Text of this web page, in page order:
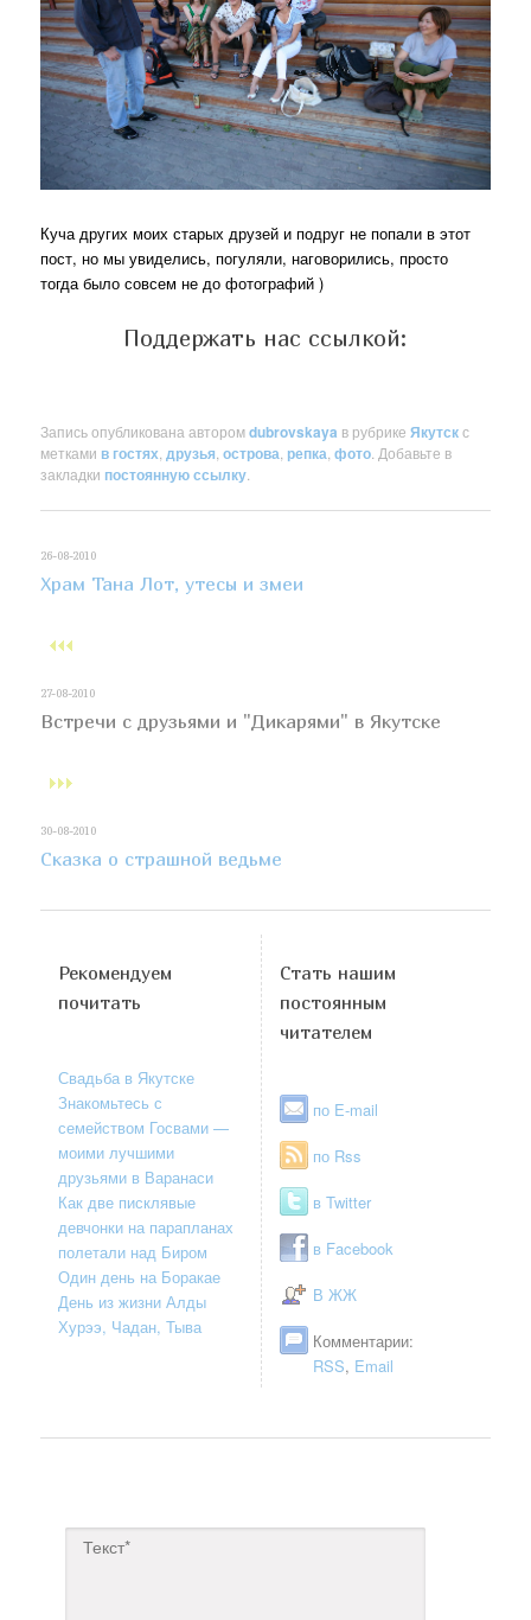
Куча других моих старых друзей и подруг не попали в этот
пост, но мы увиделись, погуляли, наговорились, просто
тогда было совсем не до фотографий )
Поддержать нас ссылкой:
Запись опубликована авторомdubrovskaya в рубрикеЯкутскс
метками в гостях друзья ,острова репка ,фото . Добавьте в
закладки постоянную ссылку
26-08-2010
Храм Тана Лот, утесы и змеи
27-08-2010
Встречи с друзьями и "Дикарями" в Якутске
30-08-2010
Сказка о страшной ведьме
Рекомендуем
почитать
Свадьба в Якутске
Знакомьтесь с
семейством Госвами —
моими лучшими
друзьями в Варанаси
Как две писклявые
девчонки на парапланах
полетали над Биром
Один день на Боракае
День из жизни Алды
Хурээ, Чадан, Тыва
Стать нашим
постоянным
читателем
по E-mail
по Rss
в Twitter
в Facebook
В ЖЖ
Комментарии:
RSS, Email